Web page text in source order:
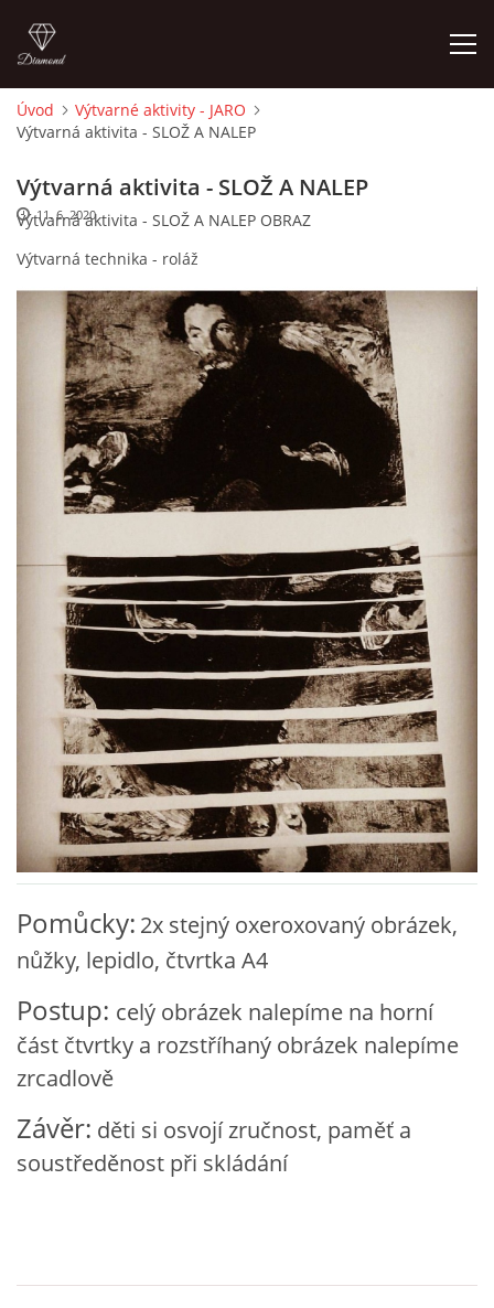
ÚVOD
O MĚ
FOTOALBUM
DĚJINY VÝTVARNÉHO UMĚNÍ
NOVINKY ZE ŠKOLSTVÍ 2025
ROČNÍ PLÁN - INSPIRACE /DLE NOVÉHO RVP PV 2025
VZDĚLÁVACÍ BLOK ŘÍJEN
VZDĚLÁVACÍ BLOK LISTOPAD
VZDĚLÁVACÍ BLOK PROSINEC
VZDĚLÁVACÍ BLOK LEDEN
VZDĚLÁVACÍ BLOK ÚNOR
VZDĚLÁVACÍ BLOK BŘEZEN
VZDĚLÁVACÍ BLOK DUBEN
VÝTVARNÉ TECHNIKY
VÝTVARNÉ POMŮCKY
Úvod
Výtvarné aktivity - JARO
Výtvarná aktivita - SLOŽ A NALEP
Výtvarná aktivita - SLOŽ A NALEP
Výtvarná aktivita - SLOŽ A NALEP OBRAZ
Výtvarná technika - roláž
11. 6. 2020
Pomůcky: 2x stejný oxeroxovaný obrázek,
nůžky, lepidlo, čtvrtka A4
Postup: celý obrázek nalepíme na horní
část čtvrtky a rozstříhaný obrázek nalepíme
zrcadlově
Závěr: děti si osvojí zručnost, paměť a
soustředěnost při skládání